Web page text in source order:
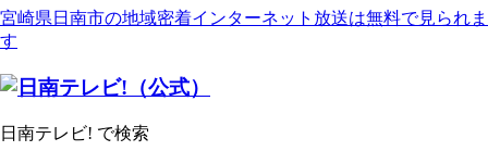
宮崎県日南市の地域密着インターネット放送は無料で見られま
す
日南テレビ! で検索